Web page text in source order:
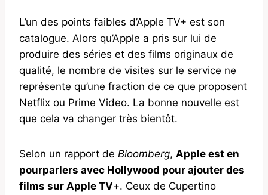
L’un des points faibles d’Apple TV+ est son
catalogue. Alors qu’Apple a pris sur lui de
produire des séries et des films originaux de
qualité, le nombre de visites sur le service ne
représente qu’une fraction de ce que proposent
Netflix ou Prime Video. La bonne nouvelle est
que cela va changer très bientôt.
Selon un rapport de Bloomberg, Apple est en
pourparlers avec Hollywood pour ajouter des
films sur Apple TV+. Ceux de Cupertino